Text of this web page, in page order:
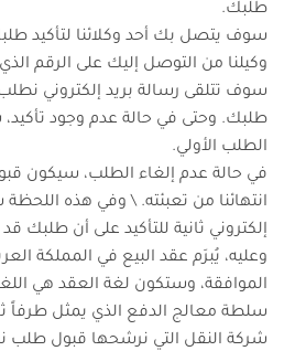
طلبك.
سوف يتصل بك أحد وكلائنا لتأكيد
وكيلنا من التوصل إليك على الرقم
سوف تتلقى رسالة بريد إلكتروني نطلب
طلبك. وحتى في حالة عدم وجود
الطلب الأولي.
في حالة عدم إلغاء الطلب، سيكون
انتهائنا من تعبئته. \ وفي هذه اللحظة
إلكتروني ثانية للتأكيد على أن طلبك
وعليه، يُبرَم عقد البيع في المملكة
الموافقة، وستكون لغة العقد هي
سلطة معالج الدفع الذي يمثل طرفاً
شركة النقل التي نرشحها قبول طلب